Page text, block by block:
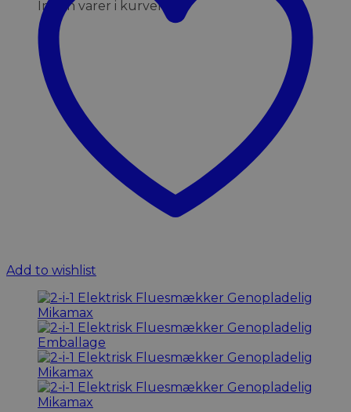
Ingen varer i kurven.
Add to wishlist